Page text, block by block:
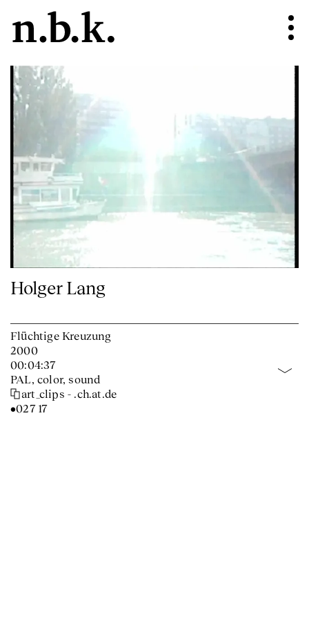
Holger Lang
Flüchtige Kreuzung
2000
00:04:37
PAL, color, sound
art_clips - .ch.at.de
•027 17